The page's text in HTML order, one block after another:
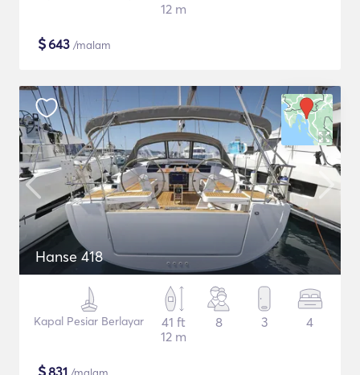
12 m
$643 /malam
Hanse 418
Kapal Pesiar Berlayar
41 ft
12 m
8 3 4
831